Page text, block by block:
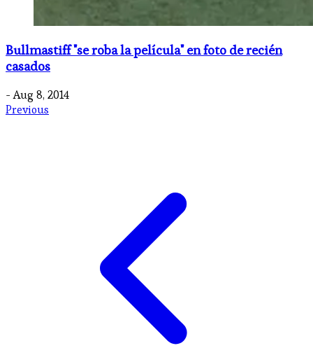
Bullmastiff "se roba la película" en foto de recién
casados
- Aug 8, 2014
Previous